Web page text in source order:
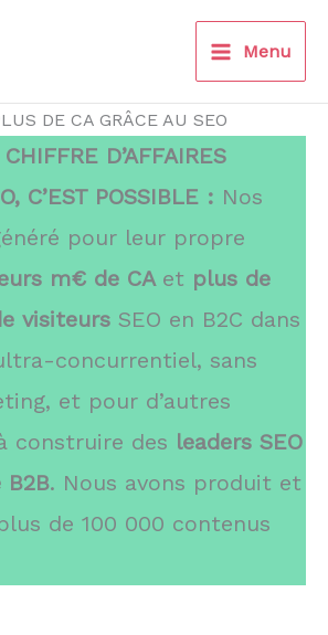
Menu
DE CA GRÂCE AU SEO
D’AFFAIRES
C’EST POSSIBLE : Nos
pour leur propre
m€ de CA et plus de
visiteurs SEO en B2C dans
concurrentiel, sans
et pour d’autres
construire des leaders SEO
. Nous avons produit et
de 100 000 contenus